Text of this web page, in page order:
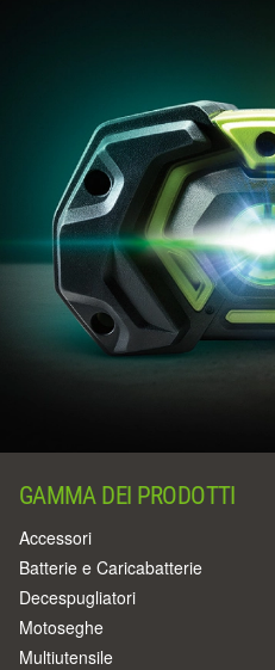
GAMMA DEI PRODOTTI
Accessori
Batterie e Caricabatterie
Decespugliatori
Motoseghe
Multiutensile